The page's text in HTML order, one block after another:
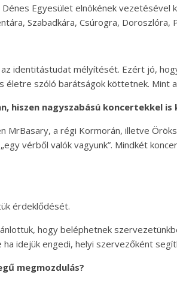
Egyesület elnökének
Szabadkára, Csúrogra, Doroszlóra,
identitástudat mélyítését. Ezért jó,
szóló barátságok köttetnek. Mint
nagyszabású koncertekkel
a régi Kormorán, illetve
vérből valók vagyunk”. Mindkét
érdeklődését.
hogy beléphetnek
idejük engedi, helyi szervezőként
megmozdulás?